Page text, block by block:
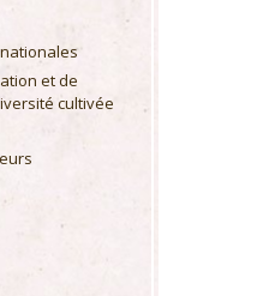
et de
cultivée